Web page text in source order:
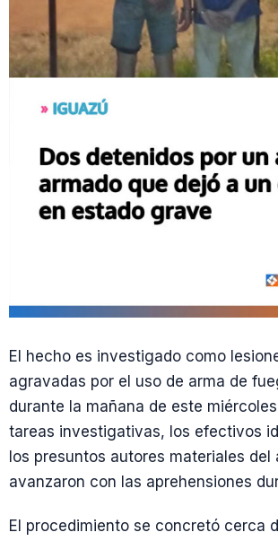
El hecho es investigado como
agravadas por el uso de arma de
durante la mañana de este
tareas investigativas, los efectivos
los presuntos autores materiales del
avanzaron con las aprehensiones
El procedimiento se concretó cerca